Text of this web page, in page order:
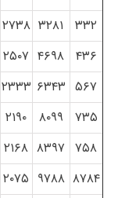
۳۳۲
۳۲۸۱ ۲۷۳۸
۴۳۶ ۴۶۹۸ ۲۵۰۷
۵۶۷ ۶۳۴۳ ۲۳۳۳
۷۳۵
۸۰۹۹ ۲۱۹۰
۷۵۸ ۸۳۹۷ ۲۱۶۸
۸۷۸۴ ۹۷۸۸ ۲۰۷۵